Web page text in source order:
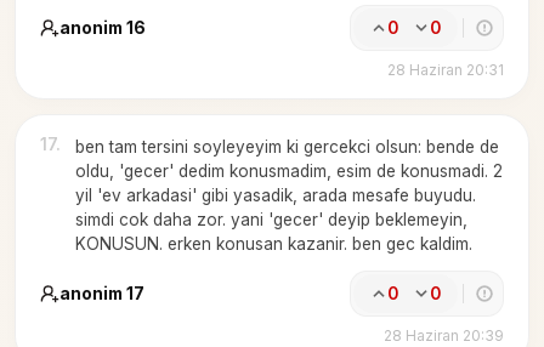
anonim 16 0 0
28 Haziran 20:31
17.
ben tam tersini soyleyeyim ki gercekci olsun: bende de
oldu, 'gecer' dedim konusmadim, esim de konusmadi. 2
yil 'ev arkadasi' gibi yasadik, arada mesafe buyudu.
simdi cok daha zor. yani 'gecer' deyip beklemeyin,
KONUSUN. erken konusan kazanir. ben gec kaldim.
anonim 17 0 0
28 Haziran 20:39